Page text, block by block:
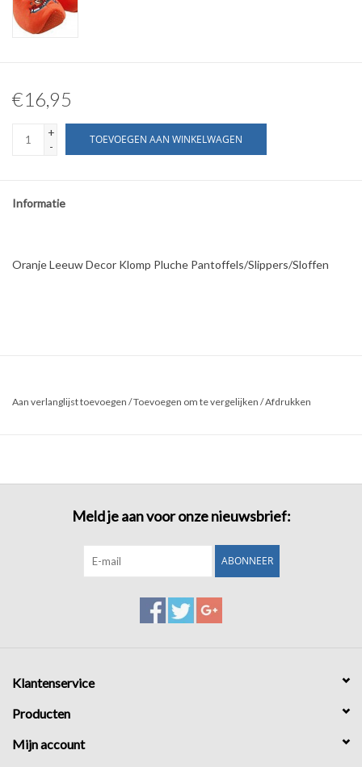
€16,95
+
-
TOEVOEGEN AAN WINKELWAGEN
Informatie
Oranje Leeuw Decor Klomp Pluche Pantoffels/Slippers/Sloffen
Aan verlanglijst toevoegen /Toevoegen om te vergelijken /Afdrukken
Meld je aan voor onze nieuwsbrief:
ABONNEER
Klantenservice
Producten
Mijn account